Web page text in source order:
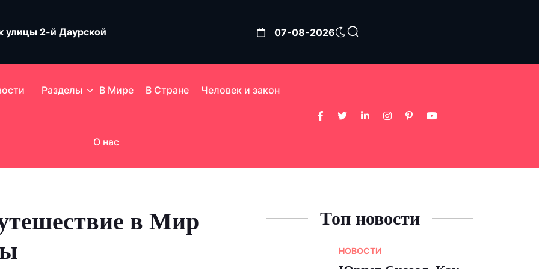
улицы 2-й Даурской
снижения цен на сахар в России
07-08-2026
Разделы В Мире В Стране Человек и закон
О нас
в Мир
Топ новости
НОВОСТИ